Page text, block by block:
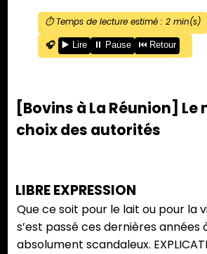
⏱️ Temps de lecture estimé : 2min(s)
🎧
▶️ Lire ⏸️ Pause ⏮️ Retour
[Bovins à La Réunion] Le
choix des autorités
LIBRE EXPRESSION
Que ce soit pour le lait ou pour la
s’est passé ces dernières années
absolument scandaleux.